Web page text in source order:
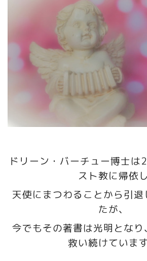
ドリーン・バーチュー博士は
スト教に帰依し
天使にまつわることから引
たが、
今でもその著書は光明となり
救い続けています